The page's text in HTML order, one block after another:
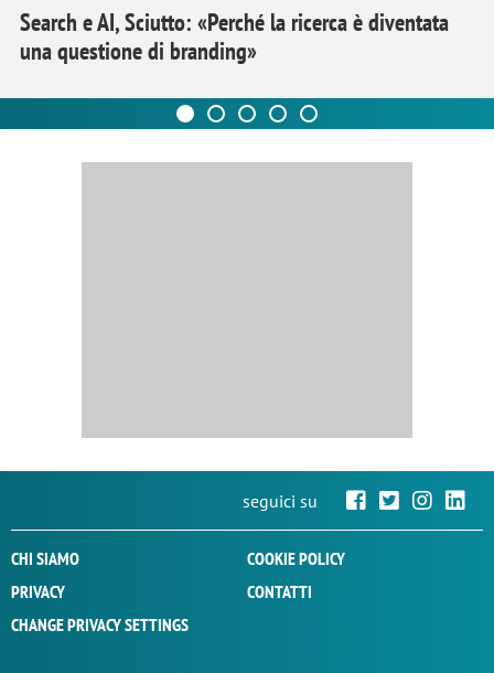
Search e AI, Sciutto: «Perché la ricerca è diventata
una questione di branding»
seguici su
CHI SIAMO
COOKIE POLICY
PRIVACY
CONTATTI
CHANGE PRIVACY SETTINGS